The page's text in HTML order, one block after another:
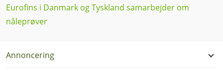
Eurofins i Danmark og Tyskland samarbejder om
nåleprøver
Annoncering